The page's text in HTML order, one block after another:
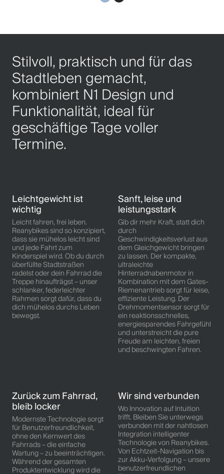
Stilvoll, praktisch und für das
Stadtleben gemacht,
kombiniert N1 Design und
Funktionalität, ideal für
geschäftige Tage voller
Termine.
Leichtgewicht ist
wichtig
Leicht fahren, frei leben.
Reanybikes sind so konzipiert,
dass sie mühelos leicht sind
und jede Fahrt zum
Kinderspiel wird. Ob du durch
überfüllte Stadtstraßen
radelst oder dein Fahrrad die
Treppe hinaufträgst – unser
schlanker, federleichter
Rahmen sorgt dafür, dass du
dich mühelos durchs Leben
bewegst.
Sanft, leise und
leistungsstark
Gib dir mehr Kraft, statt dich
durch
Geschwindigkeitsverlust aus
dem Gleichgewicht bringen
zu lassen. Der kompakte,
ultraleichte
Hinterradnabenmotor in
Kombination mit dem Gates-
Riemenantrieb sorgt für leise,
effiziente Leistung. Der
Drehmomentsensor sorgt für
ein reaktionsschnelles,
energiesparendes Fahrgefühl
und unterstreicht die pure
Freude am leichten, freien
und beschwingten Fahren.
Zurück zum Fahrrad,
bleib locker
Modernste Technologie sorgt
für Benutzerfreundlichkeit,
ohne den Kernwert des
Fahrrads – die einfache
Wartung – zu beeinträchtigen.
Während der gesamten
Produktentwicklung wird die
Wir sind verbunden
Wo Innovation auf Intuition
trifft. Bleiben Sie unterwegs
verbunden mit der nahtlosen
Integration intelligenter
Technologie von Reanybikes.
Von Echtzeit-Navigation bis
zur Akku-Verfolgung – unsere
benutzerfreundlichen